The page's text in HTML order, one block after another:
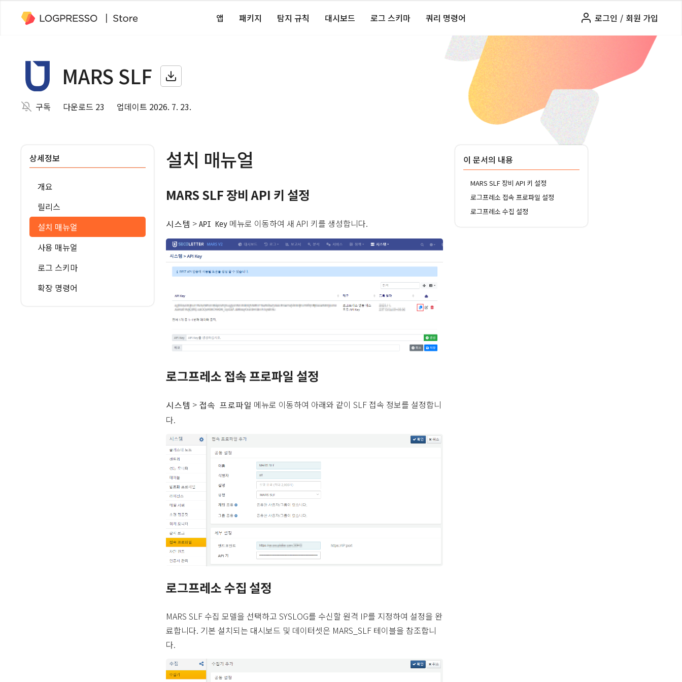
앱 패키지 탐지 규칙 대시보드 로그 스키마 쿼리 명령어 로그인 / 회원 가입
MARS SLF
구독 다운로드 23 업데이트 2026. 7. 23.
상세정보
개요
릴리스
설치 매뉴얼
사용 매뉴얼
로그 스키마
확장 명령어
설치 매뉴얼
MARS SLF 장비 API 키 설정
시스템 > API Key 메뉴로 이동하여 새 API 키를 생성합니다.
로그프레소 접속 프로파일 설정
시스템 > 접속 프로파일 메뉴로 이동하여 아래와 같이 SLF 접속 정보를 설정합니
다.
로그프레소 수집 설정
MARS SLF 수집 모델을 선택하고 SYSLOG를 수신할 원격 IP를 지정하여 설정을 완
료합니다. 기본 설치되는 대시보드 및 데이터셋은 MARS_SLF 테이블을 참조합니
다.
이 문서의 내용
MARS SLF 장비 API 키 설정
로그프레소 접속 프로파일 설정
로그프레소 수집 설정